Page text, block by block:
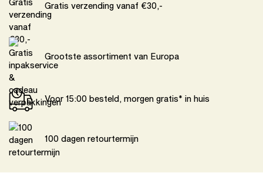
Gratis verzending vanaf €30,-
Grootste assortiment van Europa
Voor 15:00 besteld, morgen gratis* in huis
100 dagen retourtermijn